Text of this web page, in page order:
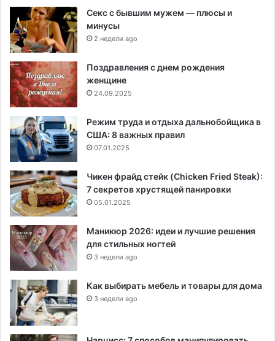
Секс с бывшим мужем — плюсы и
минусы
2 недели ago
Поздравления с днем рождения
женщине
24.09.2025
Режим труда и отдыха дальнобойщика в
США: 8 важных правил
07.01.2025
Чикен фрайд стейк (Chicken Fried Steak):
7 секретов хрустящей панировки
05.01.2025
Маникюр 2026: идеи и лучшие решения
для стильных ногтей
3 недели ago
Как выбирать мебель и товары для дома
3 недели ago